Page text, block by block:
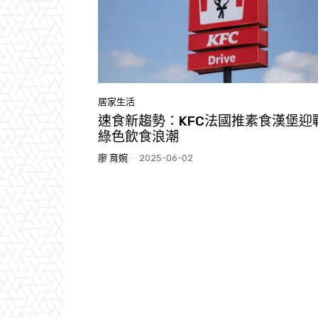
居家生活
速食新趨勢：KFC法國推素食漢堡迎
綠色飲食浪潮
廖 育婉 - 2025-06-02